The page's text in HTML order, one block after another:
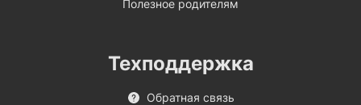
Полезное родителям
Техподдержка
Обратная связь